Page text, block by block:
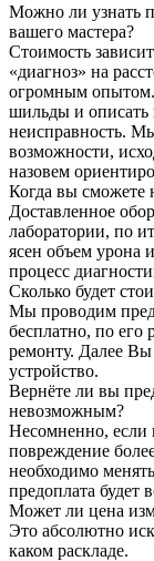
Можно ли узнать
вашего мастера?
Стоимость
«диагноз» на
огромным
шильды и
неисправность.
возможности,
назовем
Когда вы сможете
Доставленное
лаборатории, по
ясен объем урона
процесс
Сколько будет
Мы проводим
бесплатно, по его
ремонту. Далее Вы
устройство.
Вернёте ли вы
невозможным?
Несомненно, если
повреждение
необходимо
предоплата будет
Может ли цена
Это абсолютно
каком раскладе.